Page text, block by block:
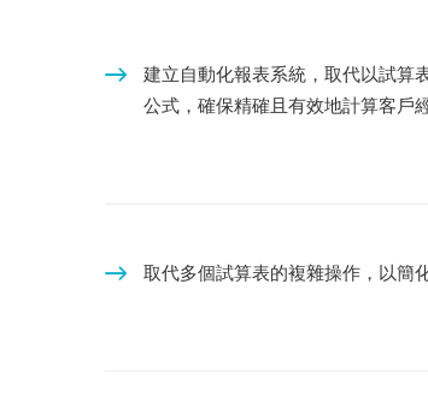
建立自動化報表系統，取代以試算
公式，確保精確且有效地計算客戶
取代多個試算表的複雜操作，以簡